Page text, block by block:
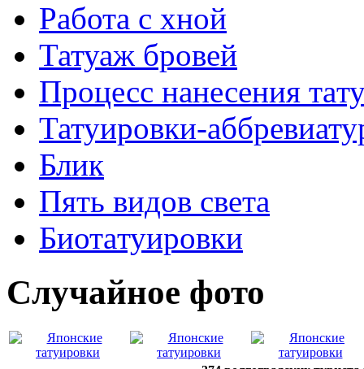
Работa с хнoй
Татуаж бровей
Процесс нанесения
Татуировки-
Блик
Пять видов светa
Биотaтуировки
Случайнoе фото